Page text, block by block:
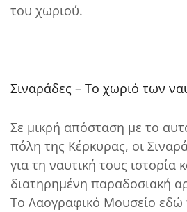
του χωριού.
Σιναράδες – Το χωριό των
Σε μικρή απόσταση με το
πόλη της Κέρκυρας, οι
για τη ναυτική τους ιστορία
διατηρημένη παραδοσιακή
Το Λαογραφικό Μουσείο εδώ